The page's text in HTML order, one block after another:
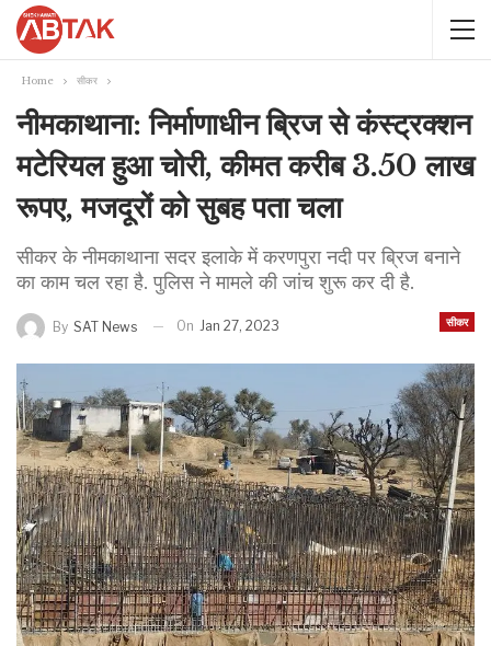
Home सीकर
नीमकाथाना: निर्माणाधीन ब्रिज से कंस्ट्रक्शन
मटेरियल हुआ चोरी, कीमत करीब 3.50 लाख
रूपए, मजदूरों को सुबह पता चला
सीकर के नीमकाथाना सदर इलाके में करणपुरा नदी पर ब्रिज बनाने
का काम चल रहा है. पुलिस ने मामले की जांच शुरू कर दी है.
सीकर
By SAT News On Jan 27, 2023